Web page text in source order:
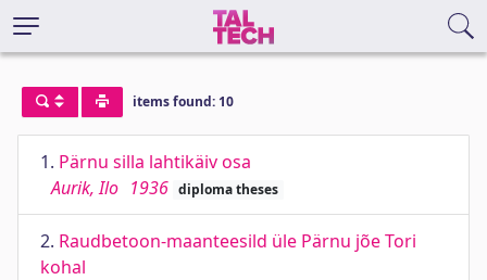
items found: 10
1. Pärnu silla lahtikäiv osa
Aurik, Ilo 1936 diploma theses
2. Raudbetoon-maanteesild üle Pärnu jõe Tori
kohal